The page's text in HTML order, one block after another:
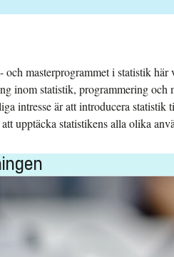
och masterprogrammet i statistik
inom statistik, programmering och
intresse är att introducera statistik
upptäcka statistikens alla olika